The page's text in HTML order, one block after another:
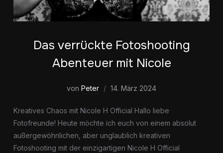
Das verrückte Fotoshooting
Abenteuer mit Nicole
von Peter 14. März 2024
Kreatives Chaos mit Nicole H Official Hallo liebe
Fotofreunde! Heute möchte ich euch von einem absolut
außergewöhnlichen, aber unglaublich kreativen
Fotoshooting mit der einzigartigen Nicole H Official